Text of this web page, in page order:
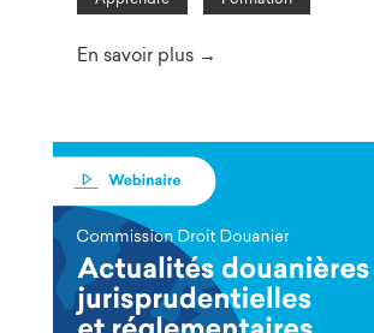
En savoir plus →